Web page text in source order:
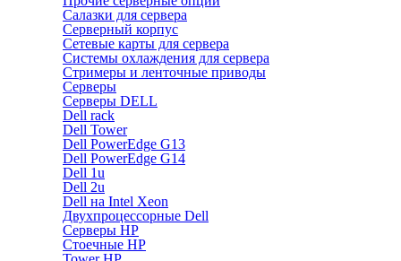
Салазки для сервера
Серверный корпус
Сетевые карты для сервера
Системы охлаждения для сервера
Стримеры и ленточные приводы
Серверы
Серверы DELL
Dell rack
Dell Tower
Dell PowerEdge G13
Dell PowerEdge G14
Dell 1u
Dell 2u
Dell на Intel Xeon
Двухпроцессорные Dell
Серверы HP
Стоечные HP